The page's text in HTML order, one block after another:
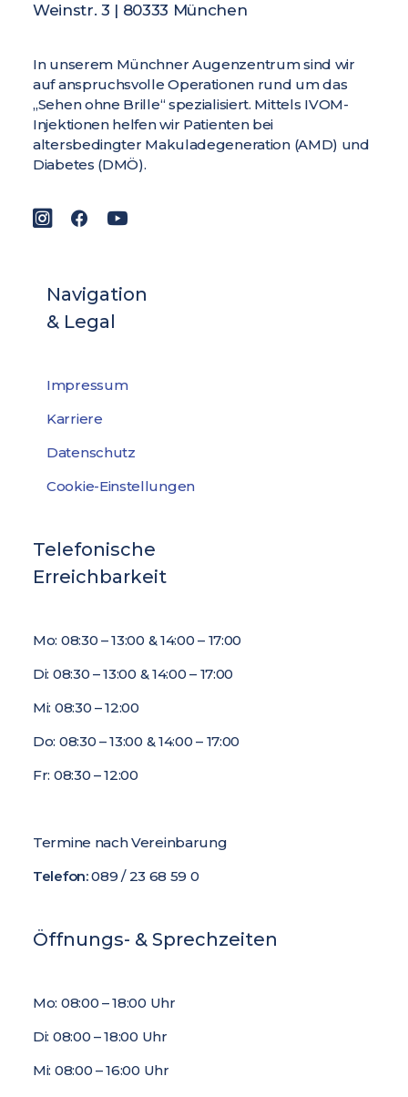
Weinstr. 3 | 80333 München
In unserem Münchner Augenzentrum sind wir
auf anspruchsvolle Operationen rund um das
„Sehen ohne Brille“ spezialisiert. Mittels IVOM-
Injektionen helfen wir Patienten bei
altersbedingter Makuladegeneration (AMD) und
Diabetes (DMÖ).
Navigation
& Legal
Impressum
Karriere
Datenschutz
Cookie-Einstellungen
Telefonische
Erreichbarkeit
Mo: 08:30 – 13:00 & 14:00 – 17:00
Di: 08:30 – 13:00 & 14:00 – 17:00
Mi: 08:30 – 12:00
Do: 08:30 – 13:00 & 14:00 – 17:00
Fr: 08:30 – 12:00
Termine nach Vereinbarung
Telefon:089 / 23 68 59 0
Öffnungs- & Sprechzeiten
Mo: 08:00 – 18:00 Uhr
Di: 08:00 – 18:00 Uhr
Mi: 08:00 – 16:00 Uhr